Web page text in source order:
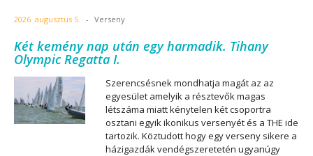
2026. augusztus 5. - Verseny
Két kemény nap után egy harmadik. Tihany
Olympic Regatta I.
Szerencsésnek mondhatja magát az az
egyesület amelyik a résztevők magas
létszáma miatt kénytelen két csoportra
osztani egyik ikonikus versenyét és a THE ide
tartozik. Köztudott hogy egy verseny sikere a
házigazdák vendégszeretetén ugyanúgy